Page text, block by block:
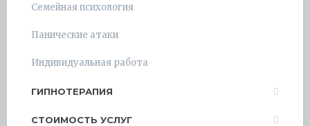
Семейная психология
Панические атаки
Индивидуальная работа
ГИПНОТЕРАПИЯ
СТОИМОСТЬ УСЛУГ